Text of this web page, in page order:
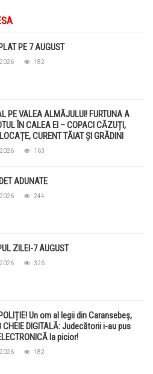
PE 7 AUGUST
182
PE VALEA ALMĂJULUI! FURTUNA A
ÎN CALEA EI – COPACI CĂZUȚI,
CURENT TĂIAT ȘI GRĂDINI
GRINDINĂ!
163
ADUNATE
244
ZILEI-7 AUGUST
326
Un om al legii din Caransebeș,
CHEIE DIGITALĂ: Judecătorii i-au pus
la picior!
182